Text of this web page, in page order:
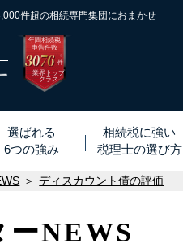
件超の相続専門集団におまかせ
年間相続税
申告件数
3076 ※
件
業界トップ
クラス
選ばれる
6つの強み
相続税に強い
税理士の選び方
ディスカウント債の評価
ーNEWS